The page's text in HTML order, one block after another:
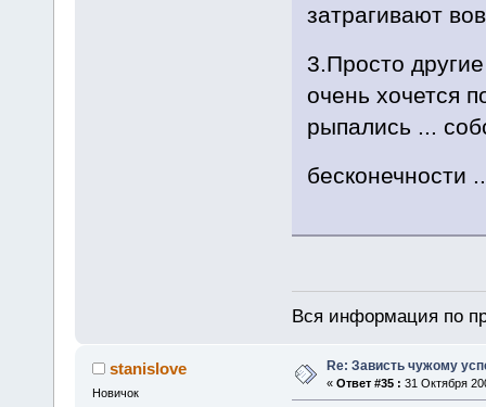
затрагивают
3.Просто
очень хочется
рыпались ...
бесконечности
Вся информация по
stanislove
Новичок
Re: Зависть чужому
« Ответ #35 : 31 Октября